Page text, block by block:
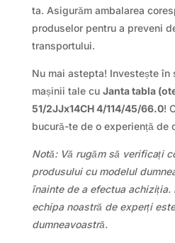
ta. Asigurăm ambalarea
produselor pentru a preveni
transportului.
Nu mai astepta! Investește
mașinii tale cu Janta tabla
51/2JJx14CH 4/114/45/66.0!
bucură-te de o experiență de
Notă: Vă rugăm să verificați
produsului cu modelul
înainte de a efectua achiziția.
echipa noastră de experți
dumneavoastră.